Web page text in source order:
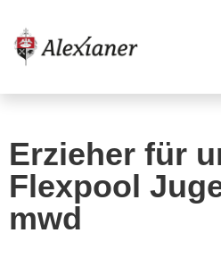
Erzieher für
Flexpool
mwd